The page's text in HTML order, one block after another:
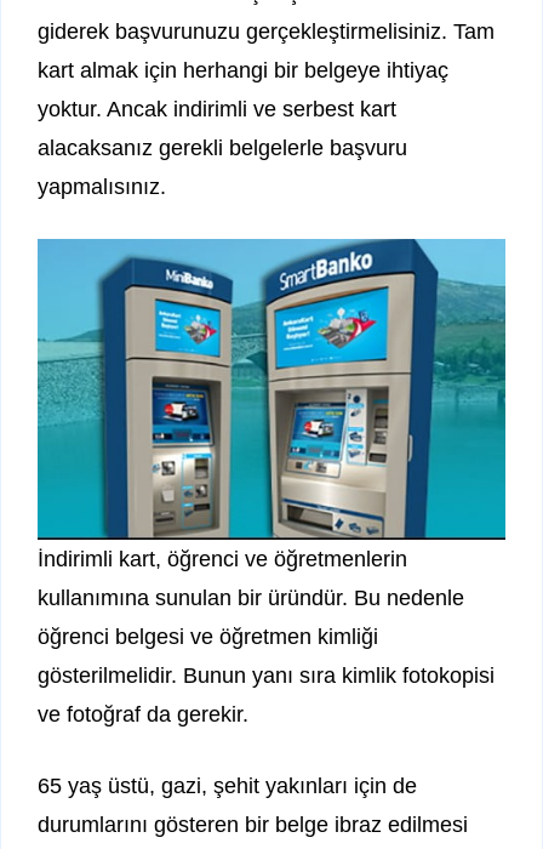
giderek başvurunuzu gerçekleştirmelisiniz. Tam
kart almak için herhangi bir belgeye ihtiyaç
yoktur. Ancak indirimli ve serbest kart
alacaksanız gerekli belgelerle başvuru
yapmalısınız.
İndirimli kart, öğrenci ve öğretmenlerin
kullanımına sunulan bir üründür. Bu nedenle
öğrenci belgesi ve öğretmen kimliği
gösterilmelidir. Bunun yanı sıra kimlik fotokopisi
ve fotoğraf da gerekir.
65 yaş üstü, gazi, şehit yakınları için de
durumlarını gösteren bir belge ibraz edilmesi